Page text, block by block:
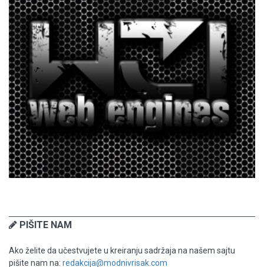
PIŠITE NAM
Ako želite da učestvujete u kreiranju sadržaja na našem sajtu
pišite nam na: redakcija@modnivrisak.com